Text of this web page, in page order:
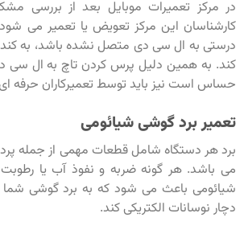
در مرکز تعمیرات موبایل بعد از بررسی
کارشناسان این مرکز تعویض یا تعمیر می
درستی به ال سی دی متصل نشده باشد، به
کند. به همین دلیل پرس کردن تاچ به ال سی
حساس است نیز باید توسط تعمیرکاران حرفه
تعمیر برد گوشی شیائومی
برد هر دستگاه شامل قطعات مهمی از جمله
می باشد. هر گونه ضربه و نفوذ آب یا
شیائومی باعث می شود که به برد گوشی شما
دچار نوسانات الکتریکی کند.